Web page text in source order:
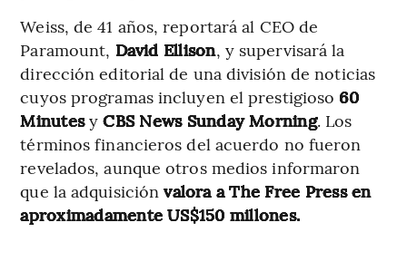
Weiss, de 41 años, reportará al CEO de
Paramount, David Ellison, y supervisará la
dirección editorial de una división de noticias
cuyos programas incluyen el prestigioso 60
MinutesyCBS News Sunday Morning. Los
términos financieros del acuerdo no fueron
revelados, aunque otros medios informaron
que la adquisiciónvalora a The Free Press en
aproximadamente US$150 millones.